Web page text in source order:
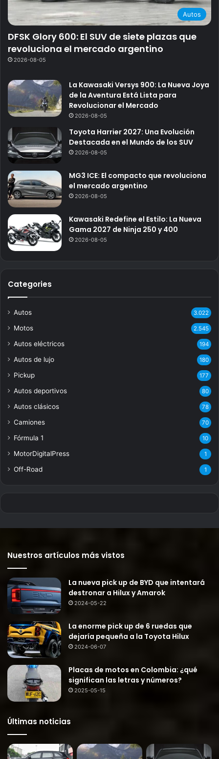
Autos
DFSK Glory 600: El SUV de siete plazas que
revoluciona el mercado argentino
2026-08-05
La Kawasaki Versys 900: La Nueva Joya
de la Aventura Está Lista para
Revolucionar el Mercado
2026-08-05
Toyota Harrier 2027: Una Evolución
Destacada en el Mundo de los SUV
2026-08-05
MG3 ICE: El compacto que revoluciona
el mercado argentino
2026-08-05
Kawasaki Redefine el Estilo: La Nueva
Gama 2027 de Ninja 250 y 400
2026-08-05
Categories
Autos 3.022
Motos 2.545
Autos eléctricos 194
Autos de lujo 180
Pickup 177
Autos deportivos 80
Autos clásicos 78
Camiones 70
Fórmula 1 10
MotorDigitalPress 1
Off-Road 1
Nuestros artículos más vistos
La nueva pick up de BYD que intentará
destronar a Hilux y Amarok
2024-05-22
La enorme pick up de 6 ruedas que
dejaría pequeña a la Toyota Hilux
2024-06-07
Placas de motos en Colombia: ¿qué
significan las letras y números?
2025-05-15
Últimas noticias